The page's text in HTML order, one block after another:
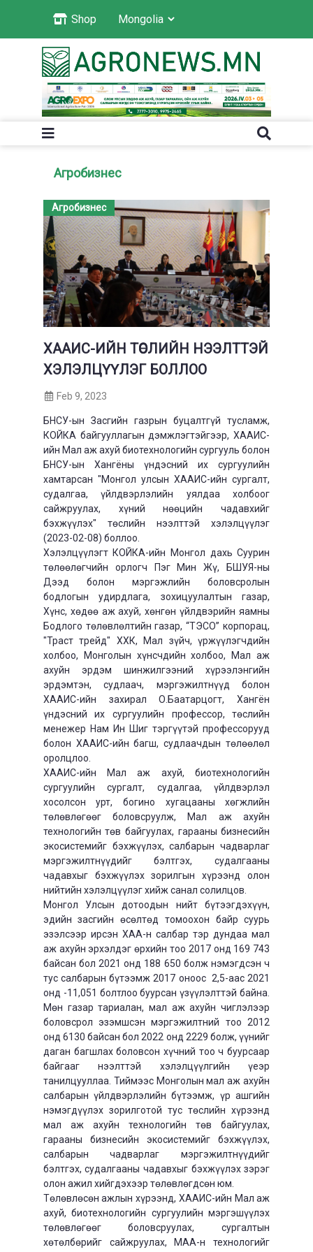
Shop
Агробизнес
Агробизнес
ХААИС-ИЙН ТӨСЛИЙН НЭЭЛТТЭЙ
ХЭЛЭЛЦҮҮЛЭГ БОЛЛОО
Feb 9, 2023
БНСУ-ын Засгийн газрын буцалтгүй тусламж,
КОЙКА байгууллагын дэмжлэгтэйгээр, ХААИС-
ийн Мал аж ахуй биотехнологийн сургууль болон
БНСУ-ын Хангёны үндэсний их сургуулийн
хамтарсан "Монгол улсын ХААИС-ийн сургалт,
судалгаа, үйлдвэрлэлийн уялдаа холбоог
сайжруулах, хүний нөөцийн чадавхийг
бэхжүүлэх" төслийн нээлттэй хэлэлцүүлэг
(2023-02-08) боллоо.
Хэлэлцүүлэгт КОЙКА-ийн Монгол дахь Суурин
төлөөлөгчийн орлогч Пэг Мин Жү, БШУЯ-ны
Дээд болон мэргэжлийн боловсролын
бодлогын удирдлага, зохицуулалтын газар,
Хүнс, хөдөө аж ахуй, хөнгөн үйлдвэрийн яамны
Бодлого төлөвлөлтийн газар, “ТЭСО” корпорац,
"Траст трейд" ХХК, Мал зүйч, үржүүлэгчдийн
холбоо, Монголын хүнсчдийн холбоо, Мал аж
ахуйн эрдэм шинжилгээний хүрээлэнгийн
эрдэмтэн, судлаач, мэргэжилтнүүд болон
ХААИС-ийн захирал О.Баатарцогт, Хангён
үндэсний их сургуулийн профессор, төслийн
менежер Нам Ин Шиг тэргүүтэй профессорууд
болон ХААИС-ийн багш, судлаачдын төлөөлөл
оролцлоо.
ХААИС-ийн Мал аж ахуй, биотехнологийн
сургуулийн сургалт, судалгаа, үйлдвэрлэл
хосолсон урт, богино хугацааны хөгжлийн
төлөвлөгөөг боловсруулж, Мал аж ахуйн
технологийн төв байгуулах, гарааны бизнесийн
экосистемийг бэхжүүлэх, салбарын чадварлаг
мэргэжилтнүүдийг бэлтгэх, судалгааны
чадавхыг бэхжүүлэх зорилгын хүрээнд олон
нийтийн хэлэлцүүлэг хийж санал солилцов.
Монгол Улсын дотоодын нийт бүтээгдэхүүн,
эдийн засгийн өсөлтөд томоохон байр суурь
эзэлсээр ирсэн ХАА-н салбар тэр дундаа мал
аж ахуйн эрхэлдэг өрхийн тоо 2017 онд 169 743
байсан бол 2021 онд 188 650 болж нэмэгдсэн ч
тус салбарын бүтээмж 2017 оноос 2,5-аас 2021
онд -11,051 болтлоо буурсан үзүүлэлттэй байна.
Мөн газар тариалан, мал аж ахуйн чиглэлээр
боловсрол эзэмшсэн мэргэжилтний тоо 2012
онд 6130 байсан бол 2022 онд 2229 болж, үүнийг
даган багшлах боловсон хүчний тоо ч буурсаар
байгааг нээлттэй хэлэлцүүлгийн үеэр
танилцууллаа. Тиймээс Монголын мал аж ахуйн
салбарын үйлдвэрлэлийн бүтээмж, үр ашгийн
нэмэгдүүлэх зорилготой тус төслийн хүрээнд
мал аж ахуйн технологийн төв байгуулах,
гарааны бизнесийн экосистемийг бэхжүүлэх,
салбарын чадварлаг мэргэжилтнүүдийг
бэлтгэх, судалгааны чадавхыг бэхжүүлэх зэрэг
олон ажил хийгдэхээр төлөвлөгдсөн юм.
Төлөвлөсөн ажлын хүрээнд, ХААИС-ийн Мал аж
ахуй, биотехнологийн сургуулийн мэргэшүүлэх
төлөвлөгөөг боловсруулах, сургалтын
хөтөлбөрийг сайжруулах, МАА-н технологийг